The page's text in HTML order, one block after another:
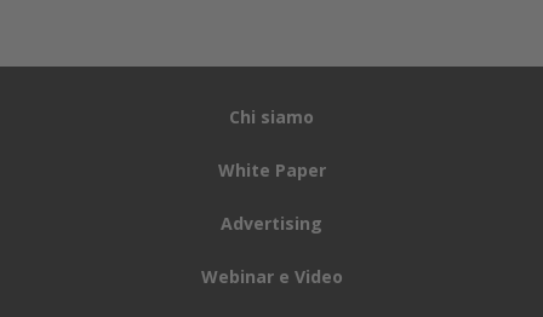
Chi siamo
White Paper
Advertising
Webinar e Video